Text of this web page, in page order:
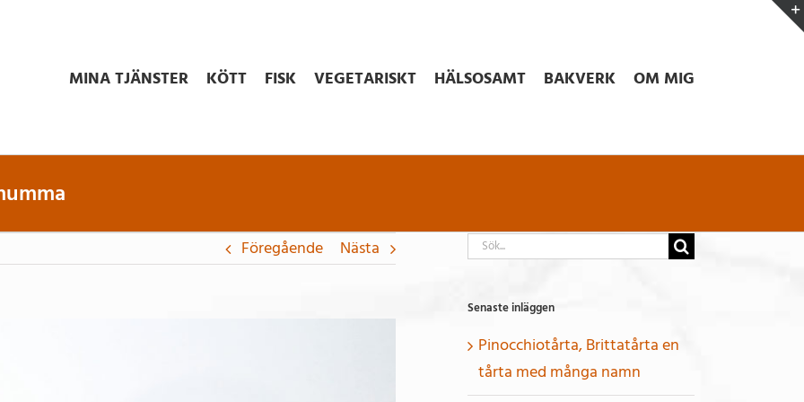
MINA TJÄNSTER KÖTT FISK VEGETARISKT HÄLSOSAMT BAKVERK OM MIG
Föregående Nästa
Sök
Senaste inläggen
Pinocchiotårta, Brittatårta en
tårta med många namn